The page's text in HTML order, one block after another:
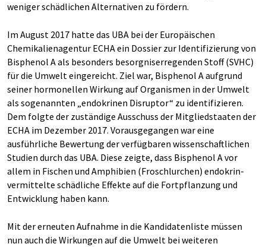
weniger schädlichen Alternativen zu fördern.
Im August 2017 hatte das UBA bei der Europäischen
Chemikalienagentur ECHA ein Dossier zur Identifizierung von
Bisphenol A als besonders besorgniserregenden Stoff (SVHC)
für die Umwelt eingereicht. Ziel war, Bisphenol A aufgrund
seiner hormonellen Wirkung auf Organismen in der Umwelt
als sogenannten „endokrinen Disruptor“ zu identifizieren.
Dem folgte der zuständige Ausschuss der Mitgliedstaaten der
ECHA im Dezember 2017. Vorausgegangen war eine
ausführliche Bewertung der verfügbaren wissenschaftlichen
Studien durch das UBA. Diese zeigte, dass Bisphenol A vor
allem in Fischen und Amphibien (Froschlurchen) endokrin-
vermittelte schädliche Effekte auf die Fortpflanzung und
Entwicklung haben kann.
Mit der erneuten Aufnahme in die Kandidatenliste müssen
nun auch die Wirkungen auf die Umwelt bei weiteren